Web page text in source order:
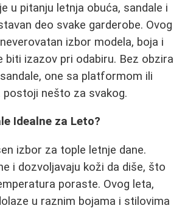
u pitanju letnja obuća, sandale i
deo svake garderobe. Ovog
izbor modela, boja i
biti izazov pri odabiru. Bez obzira
one sa platformom ili
nešto za svakog.
Idealne za Leto?
izbor za tople letnje dane.
i dozvoljavaju koži da diše, što
poraste. Ovog leta,
u raznim bojama i stilovima